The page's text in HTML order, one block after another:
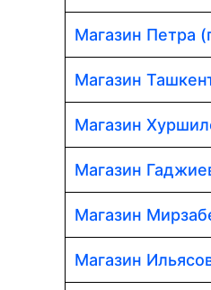
Магазин Петра
Магазин
Магазин
Магазин
Магазин
Магазин